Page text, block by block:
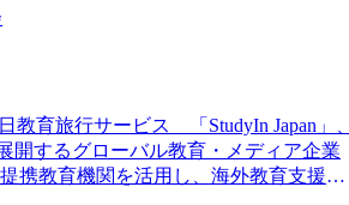
一無二のコンサルティングファーム
プで提供するコンサルティングファ
名を擁し、事業拡大を続けている。
グ会社として、社員の人間力を強み
から6年連続で「働きがいのある会社
育旅行サービス 「StudyIn Japan」、
するグローバル教育・メディア企業
携教育機関を活用し、海外教育支援サ